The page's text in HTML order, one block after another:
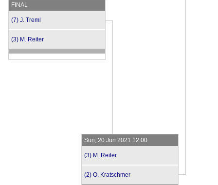
FINAL
(7) J. Treml
(3) M. Reiter
Sun, 20 Jun 2021 12:00
(3) M. Reiter
(2) O. Kratschmer